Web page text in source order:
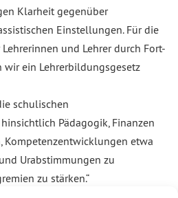
Klarheit gegenüber
Einstellungen. Für die
und Lehrer durch Fort-
ein Lehrerbildungsgesetz
schulischen
Pädagogik, Finanzen
Kompetenzentwicklungen etwa
Urabstimmungen zu
zu stärken.“